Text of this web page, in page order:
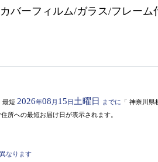
バーフィルム/ガラス/フレーム
最短 2026年08 月 15日 土曜日 までに 「 神奈川県
所への最短お届け日が表示されます。
なります